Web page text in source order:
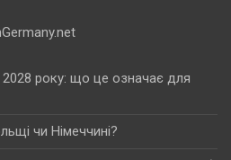
року: що це означає для
чи Німеччині?